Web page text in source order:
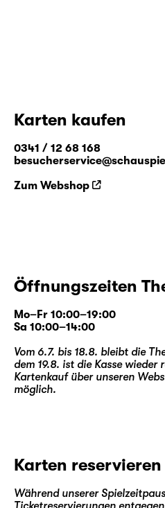
Karten kaufen
0341 / 12 68 168
Zum Webshop
Öffnungszeiten
Mo–Fr 10:00–19:00
Sa 10:00–14:00
Vom 6.7. bis 18.8. bleibt die
dem 19.8. ist die Kasse
Kartenkauf über unseren
möglich.
Karten reservieren
Während unserer